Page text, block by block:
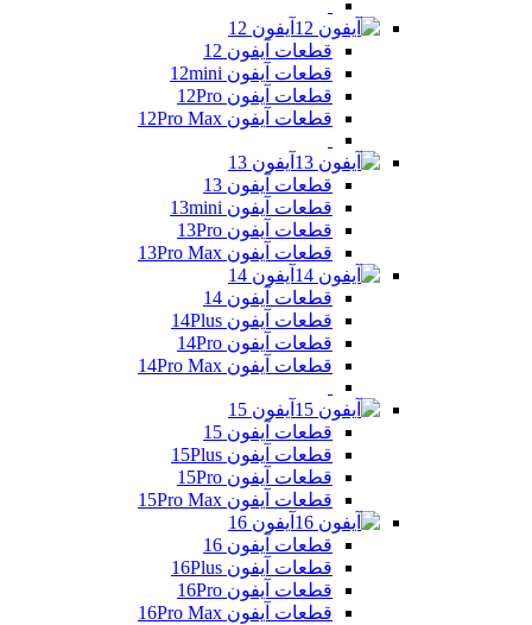
آیفون 12
قطعات آیفون 12
قطعات آیفون 12mini
قطعات آیفون 12Pro
قطعات آیفون 12Pro Max
آیفون 13
قطعات آیفون 13
قطعات آیفون 13mini
قطعات آیفون 13Pro
قطعات آیفون 13Pro Max
آیفون 14
قطعات آیفون 14
قطعات آیفون 14Plus
قطعات آیفون 14Pro
قطعات آیفون 14Pro Max
آیفون 15
قطعات آیفون 15
قطعات آیفون 15Plus
قطعات آیفون 15Pro
قطعات آیفون 15Pro Max
آیفون 16
قطعات آیفون 16
قطعات آیفون 16Plus
قطعات آیفون 16Pro
قطعات آیفون 16Pro Max